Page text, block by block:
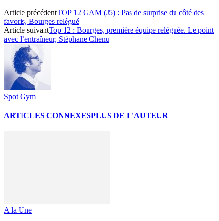
Article précédentTOP 12 GAM (J5) : Pas de surprise du côté des
favoris, Bourges relégué
Article suivantTop 12 : Bourges, première équipe reléguée. Le point
avec l’entraîneur, Stéphane Chenu
Spot Gym
ARTICLES CONNEXESPLUS DE L'AUTEUR
A la Une